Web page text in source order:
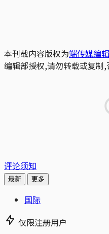
本刊载内容版权为端传媒编
编辑部授权,请勿转载或复制,
评论须知
最新 更多
国际
仅限注册用户